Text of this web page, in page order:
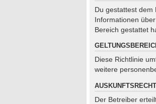
Du gestattest
Informationen
Bereich gestattet
Diese Richtlinie
weitere
AUSKUNFTSRECHT
Der Betreiber